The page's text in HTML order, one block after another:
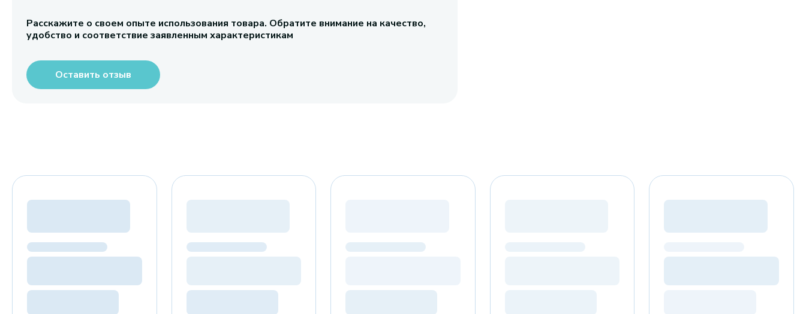
Расскажите о своем опыте использования товара. Обратите внимание на качество,
удобство и соответствие заявленным характеристикам
Оставить отзыв